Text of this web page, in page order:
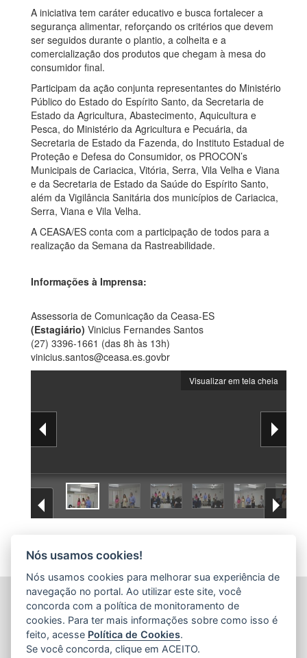
A iniciativa tem caráter educativo e busca fortalecer a
segurança alimentar, reforçando os critérios que devem
ser seguidos durante o plantio, a colheita e a
comercialização dos produtos que chegam à mesa do
consumidor final.
Participam da ação conjunta representantes do Ministério
Público do Estado do Espírito Santo, da Secretaria de
Estado da Agricultura, Abastecimento, Aquicultura e
Pesca, do Ministério da Agricultura e Pecuária, da
Secretaria de Estado da Fazenda, do Instituto Estadual de
Proteção e Defesa do Consumidor, os PROCON’s
Municipais de Cariacica, Vitória, Serra, Vila Velha e Viana
e da Secretaria de Estado da Saúde do Espírito Santo,
além da Vigilância Sanitária dos municípios de Cariacica,
Serra, Viana e Vila Velha.
A CEASA/ES conta com a participação de todos para a
realização da Semana da Rastreabilidade.
Informações à Imprensa:
Assessoria de Comunicação da Ceasa-ES
(Estagiário) Vinicius Fernandes Santos
(27) 3396-1661 (das 8h às 13h)
vinicius.santos@ceasa.es.govbr
Visualizar em tela cheia
CENTRAIS DE ABASTECIMENTO DO ESPÍRITO SANTO
S.A. (CEASA-ES)
Avenida Mario Gurgel, nº 5468 - Vila Capixaba
CEP: 29148906 - Cariacica / ES
Tel.: 27 3336-1603
Nós usamos cookies!
Nós usamos cookies para melhorar sua experiência de
navegação no portal. Ao utilizar este site, você
concorda com a política de monitoramento de
cookies. Para ter mais informações sobre como isso é
feito, acesse Política de Cookies.
Se você concorda, clique em ACEITO.